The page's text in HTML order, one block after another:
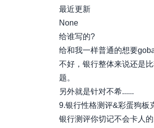
最近更新
None
给谁写的?
给和我一样普通的想要
不好，银行整体来说还是
题。
另外就是针对不希......
9.银行性格测评&彩蛋狗板
银行测评你切记不会卡人